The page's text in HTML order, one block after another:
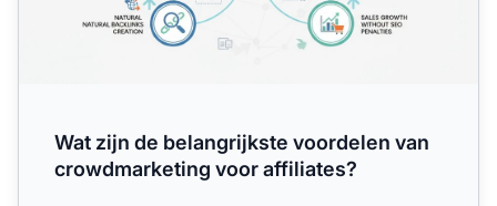
Wat zijn de belangrijkste voordelen van
crowdmarketing voor affiliates?